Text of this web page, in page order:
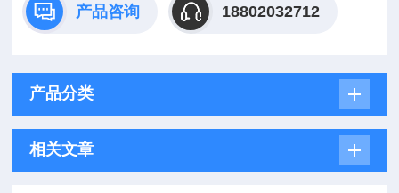
产品咨询 18802032712
产品分类
相关文章